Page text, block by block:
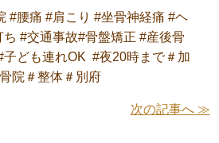
#腰痛 #肩こり #坐骨神経痛 #ヘ
#交通事故#骨盤矯正 #産後骨
子ども連れOK #夜20時まで＃加
院＃整体＃別府
次の記事へ ≫